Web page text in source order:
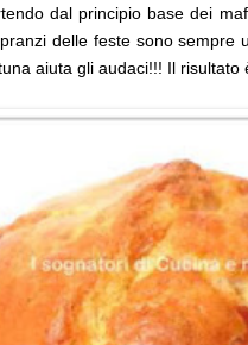
dal principio base dei
delle feste sono
aiuta gli audaci!!! Il risultato